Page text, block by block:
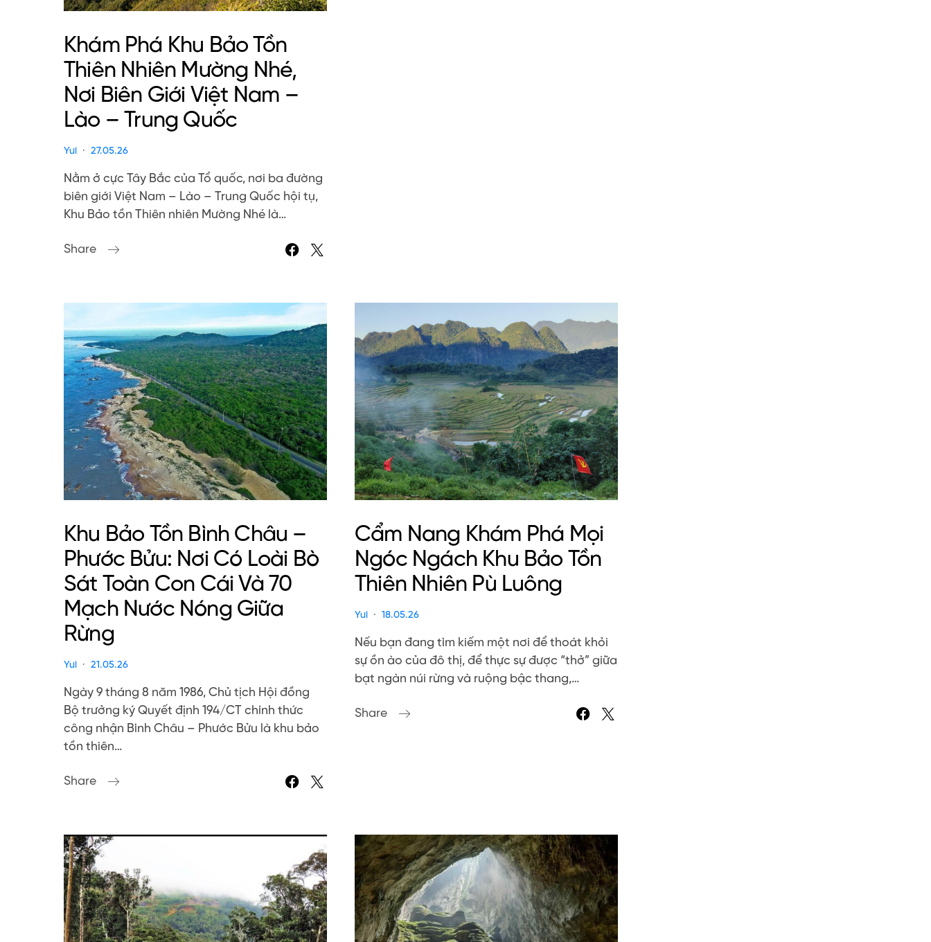
Khám Phá Khu Bảo Tồn
Thiên Nhiên Mường Nhé,
Nơi Biên Giới Việt Nam –
Lào – Trung Quốc
Yui 27.05.26
Nằm ở cực Tây Bắc của Tổ quốc, nơi ba đường
biên giới Việt Nam – Lào – Trung Quốc hội tụ,
Khu Bảo tồn Thiên nhiên Mường Nhé là…
Share
Khu Bảo Tồn Bình Châu –
Phước Bửu: Nơi Có Loài Bò
Sát Toàn Con Cái Và 70
Mạch Nước Nóng Giữa
Rừng
Yui 21.05.26
Ngày 9 tháng 8 năm 1986, Chủ tịch Hội đồng
Bộ trưởng ký Quyết định 194/CT chính thức
công nhận Bình Châu – Phước Bửu là khu bảo
tồn thiên…
Share
Cẩm Nang Khám Phá Mọi
Ngóc Ngách Khu Bảo Tồn
Thiên Nhiên Pù Luông
Yui 18.05.26
Nếu bạn đang tìm kiếm một nơi để thoát khỏi
sự ồn ào của đô thị, để thực sự được “thở” giữa
bạt ngàn núi rừng và ruộng bậc thang,…
Share